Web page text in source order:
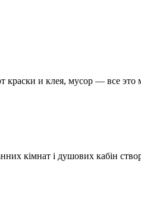
краски и клея, мусор — все
кімнат і душових кабін